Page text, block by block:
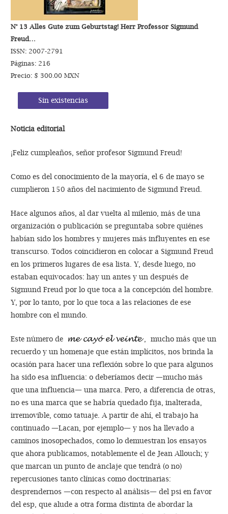
N° 13 Alles Gute zum Geburtstag! Herr Professor Sigmund
Freud…
ISSN: 2007-2791
Páginas: 216
Precio: $ 300.00 MXN
Sin existencias
Noticia editorial
¡Feliz cumpleaños, señor profesor Sigmund Freud!
Como es del conocimiento de la mayoría, el 6 de mayo se
cumplieron 150 años del nacimiento de Sigmund Freud.
Hace algunos años, al dar vuelta al milenio, más de una
organización o publicación se preguntaba sobre quiénes
habían sido los hombres y mujeres más influyentes en ese
transcurso. Todos coincidieron en colocar a Sigmund Freud
en los primeros lugares de esa lista. Y, desde luego, no
estaban equivocados: hay un antes y un después de
Sigmund Freud por lo que toca a la concepción del hombre.
Y, por lo tanto, por lo que toca a las relaciones de ese
hombre con el mundo.
Este número de
, mucho más que un
recuerdo y un homenaje que están implícitos, nos brinda la
ocasión para hacer una reflexión sobre lo que para algunos
ha sido esa influencia: o deberíamos decir —mucho más
que una influencia— una marca. Pero, a diferencia de otras,
no es una marca que se habría quedado fija, inalterada,
irremovible, como tatuaje. A partir de ahí, el trabajo ha
continuado —Lacan, por ejemplo— y nos ha llevado a
caminos inosopechados, como lo demuestran los ensayos
que ahora publicamos, notablemente el de Jean Allouch; y
que marcan un punto de anclaje que tendrá (o no)
repercusiones tanto clínicas como doctrinarias:
desprendernos —con respecto al análisis— del psi en favor
del esp, que alude a otra forma distinta de abordar la